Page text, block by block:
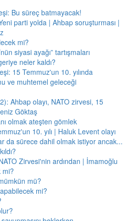
Bu süreç batmayacak!
parti yolda | Ahbap soruşturması |
mi?
siyasi ayağı” tartışmaları
neler kaldı?
15 Temmuz'un 10. yılında
ve muhtemel geleceği
Ahbap olayı, NATO zirvesi, 15
Göktaş
olmak ateşten gömlek
10. yılı | Haluk Levent olayı
da sürece dahil olmak istiyor ancak...
Zirvesi'nin ardından | İmamoğlu
mi?
mü?
mi?